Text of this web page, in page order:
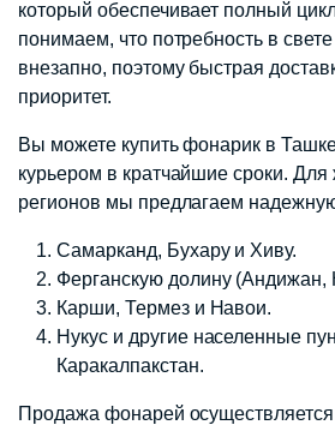
который обеспечивает полный
понимаем, что потребность в
внезапно, поэтому быстрая
приоритет.
Вы можете купить фонарик в
курьером в кратчайшие сроки. Для
регионов мы предлагаем
Самарканд, Бухару и Хиву.
Ферганскую долину (Андижан,
Карши, Термез и Навои.
Нукус и другие населенные
Каракалпакстан.
Продажа фонарей